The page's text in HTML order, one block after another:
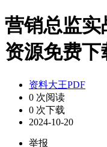
营销总监实
资源免费下
资料大王PDF
0 次阅读
0 次下载
2024-10-20
举报